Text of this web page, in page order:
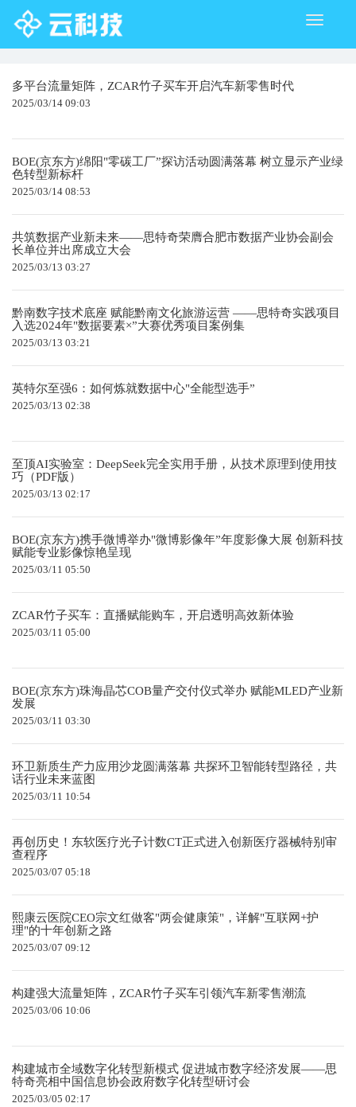
Toggle
多平台流量矩阵，ZCAR竹子买车开启汽车新零售时代
2025/03/14 09:03
BOE(京东方)绵阳"零碳工厂”探访活动圆满落幕 树立显示产业绿
色转型新标杆
2025/03/14 08:53
共筑数据产业新未来——思特奇荣膺合肥市数据产业协会副会
长单位并出席成立大会
2025/03/13 03:27
黔南数字技术底座 赋能黔南文化旅游运营 ——思特奇实践项目
入选2024年"数据要素×”大赛优秀项目案例集
2025/03/13 03:21
英特尔至强6：如何炼就数据中心"全能型选手”
2025/03/13 02:38
至顶AI实验室：DeepSeek完全实用手册，从技术原理到使用技
巧（PDF版）
2025/03/13 02:17
BOE(京东方)携手微博举办"微博影像年”年度影像大展 创新科技
赋能专业影像惊艳呈现
2025/03/11 05:50
ZCAR竹子买车：直播赋能购车，开启透明高效新体验
2025/03/11 05:00
BOE(京东方)珠海晶芯COB量产交付仪式举办 赋能MLED产业新
发展
2025/03/11 03:30
环卫新质生产力应用沙龙圆满落幕 共探环卫智能转型路径，共
话行业未来蓝图
2025/03/11 10:54
再创历史！东软医疗光子计数CT正式进入创新医疗器械特别审
查程序
2025/03/07 05:18
熙康云医院CEO宗文红做客"两会健康策"，详解"互联网+护
理"的十年创新之路
2025/03/07 09:12
构建强大流量矩阵，ZCAR竹子买车引领汽车新零售潮流
2025/03/06 10:06
构建城市全域数字化转型新模式 促进城市数字经济发展——思
特奇亮相中国信息协会政府数字化转型研讨会
2025/03/05 02:17